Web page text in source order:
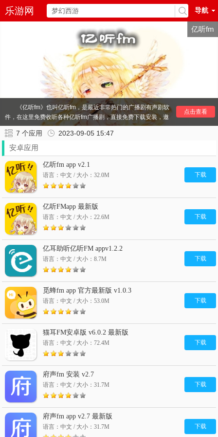
乐游网 导航
亿听fm
《亿听fm》也叫亿听fm，是最近非常热门的广播剧有声剧软
件，在这里免费收听各种亿听fm广播剧，直接免费下载安装，邀
请好友也能够得到会员福利奖励，各种好剧随时听。快来下载
吧！
其他 广播剧
点击查看
7 个应用 2023-09-05 15:47
安卓应用
亿听fm app v2.1
语言：中文 / 大小：32.0M 下载
亿听FMapp 最新版
语言：中文 / 大小：22.6M 下载
亿耳助听亿听FM appv1.2.2
语言：中文 / 大小：8.7M 下载
觅蜂fm app 官方最新版 v1.0.3
语言：中文 / 大小：53.0M 下载
猫耳FM安卓版 v6.0.2 最新版
语言：中文 / 大小：72.4M 下载
府声fm 安装 v2.7
语言：中文 / 大小：31.7M 下载
府声fm app v2.7 最新版
语言：中文 / 大小：31.7M 下载